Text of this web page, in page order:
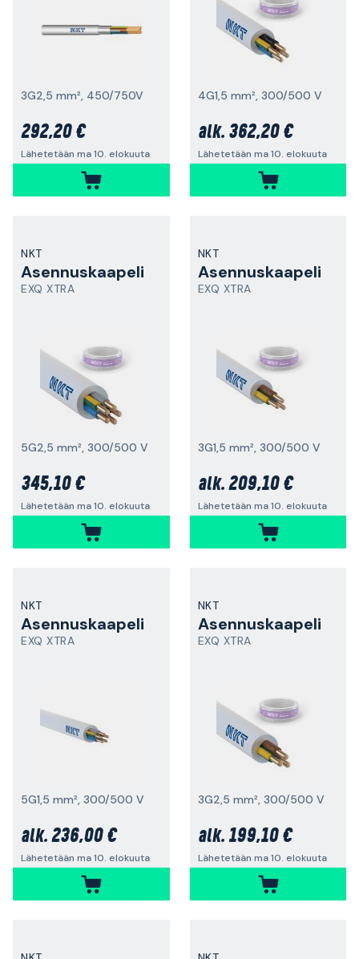
3G2,5 mm², 450/750V
292,20 €
Lähetetään ma 10. elokuuta
4G1,5 mm², 300/500 V
alk. 362,20 €
Lähetetään ma 10. elokuuta
NKT
Asennuskaapeli
EXQ XTRA
5G2,5 mm², 300/500 V
345,10 €
Lähetetään ma 10. elokuuta
NKT
Asennuskaapeli
EXQ XTRA
3G1,5 mm², 300/500 V
alk. 209,10 €
Lähetetään ma 10. elokuuta
NKT
Asennuskaapeli
EXQ XTRA
5G1,5 mm², 300/500 V
alk. 236,00 €
Lähetetään ma 10. elokuuta
NKT
Asennuskaapeli
EXQ XTRA
3G2,5 mm², 300/500 V
alk. 199,10 €
Lähetetään ma 10. elokuuta